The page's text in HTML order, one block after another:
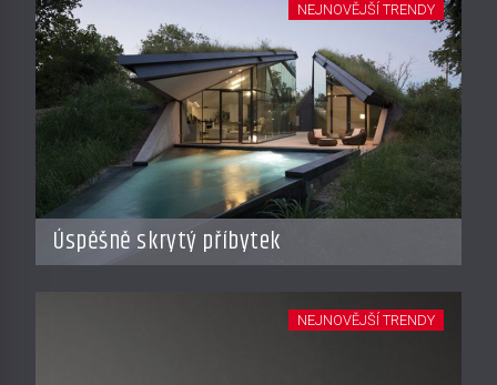
Úspěšně skrytý příbytek
NEJNOVĚJŠÍ TRENDY
NEJNOVĚJŠÍ TRENDY